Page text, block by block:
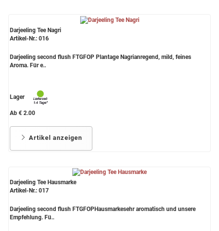
Darjeeling Tee Nagri
Artikel-Nr.: 016
Darjeeling second flush FTGFOP Plantage Nagrianregend, mild, feines
Aroma. Für e..
Lager
Ab € 2.00
Artikel anzeigen
Darjeeling Tee Hausmarke
Artikel-Nr.: 017
Darjeeling second flush FTGFOPHausmarkesehr aromatisch und unsere
Empfehlung. Fü..